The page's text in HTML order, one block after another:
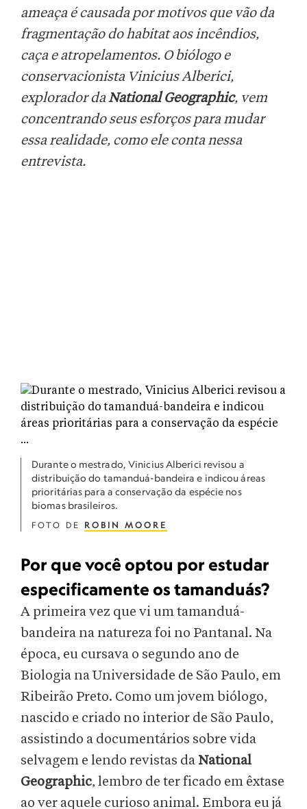
ameaça é causada por motivos que vão da
fragmentação do habitat aos incêndios,
caça e atropelamentos. O biólogo e
conservacionista Vinicius Alberici,
explorador daNational Geographic, vem
concentrando seus esforços para mudar
essa realidade, como ele conta nessa
entrevista.
Durante o mestrado, Vinicius Alberici revisou a
distribuição do tamanduá-bandeira e indicou áreas
prioritárias para a conservação da espécie nos
biomas brasileiros.
FOTO DE ROBIN MOORE
Por que você optou por estudar
especificamente os tamanduás?
A primeira vez que vi um tamanduá-
bandeira na natureza foi no Pantanal. Na
época, eu cursava o segundo ano de
Biologia na Universidade de São Paulo, em
Ribeirão Preto. Como um jovem biólogo,
nascido e criado no interior de São Paulo,
assistindo a documentários sobre vida
selvagem e lendo revistas da National
Geographic, lembro de ter ficado em êxtase
ao ver aquele curioso animal. Embora eu já